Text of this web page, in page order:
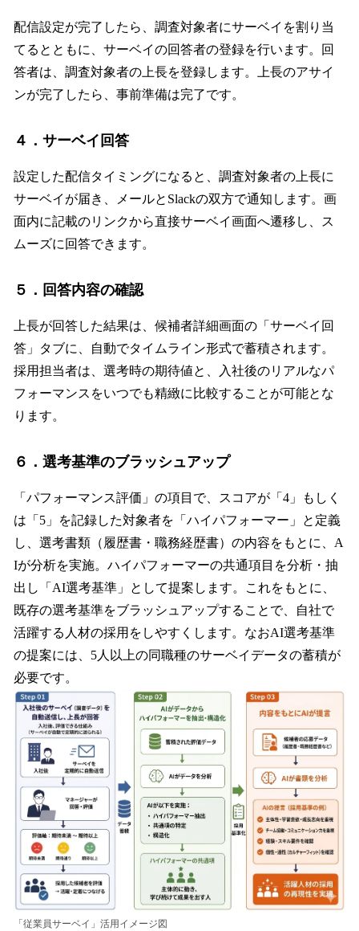
配信設定が完了したら、調査対象者にサーベイを割り当
てるとともに、サーベイの回答者の登録を行います。回
答者は、調査対象者の上長を登録します。上長のアサイ
ンが完了したら、事前準備は完了です。
４．サーベイ回答
設定した配信タイミングになると、調査対象者の上長に
サーベイが届き、メールとSlackの双方で通知します。画
面内に記載のリンクから直接サーベイ画面へ遷移し、ス
ムーズに回答できます。
５．回答内容の確認
上長が回答した結果は、候補者詳細画面の「サーベイ回
答」タブに、自動でタイムライン形式で蓄積されます。
採用担当者は、選考時の期待値と、入社後のリアルなパ
フォーマンスをいつでも精緻に比較することが可能とな
ります。
６．選考基準のブラッシュアップ
「パフォーマンス評価」の項目で、スコアが「4」もしく
は「5」を記録した対象者を「ハイパフォーマー」と定義
し、選考書類（履歴書・職務経歴書）の内容をもとに、A
Iが分析を実施。ハイパフォーマーの共通項目を分析・抽
出し「AI選考基準」として提案します。これをもとに、
既存の選考基準をブラッシュアップすることで、自社で
活躍する人材の採用をしやすくします。なおAI選考基準
の提案には、5人以上の同職種のサーベイデータの蓄積が
必要です。
「従業員サーベイ」活用イメージ図